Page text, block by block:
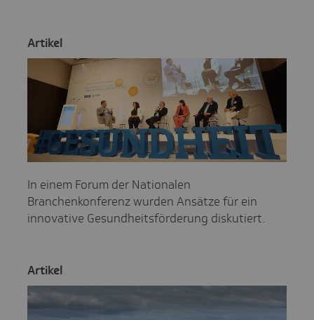
Artikel
In einem Forum der Nationalen
Branchenkonferenz wurden Ansätze für ein
innovative Gesundheitsförderung diskutiert.
Artikel